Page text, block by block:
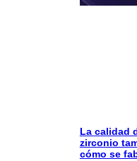
La calidad
zirconio
cómo se